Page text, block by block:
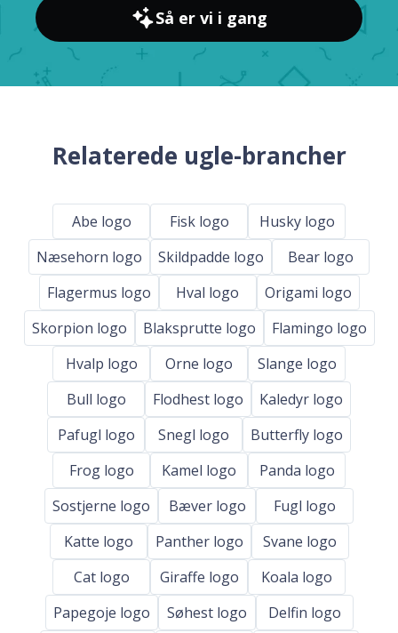
Så er vi i gang
Relaterede ugle-brancher
Abe logo Fisk logo
Husky logo
Næsehorn logo
Skildpadde logo
Bear logo
Flagermus logo
Hval logo
Origami logo
Skorpion logo
Blaksprutte logo
Flamingo logo
Hvalp logo
Orne logo
Slange logo
Bull logo
Flodhest logo
Kaledyr logo
Pafugl logo
Snegl logo
Butterfly logo
Frog logo
Kamel logo
Panda logo
Sostjerne logo
Bæver logo
Fugl logo
Katte logo
Panther logo
Svane logo
Cat logo
Giraffe logo
Koala logo
Papegoje logo
Søhest logo
Delfin logo